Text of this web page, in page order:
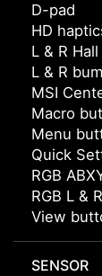
D-pad
HD
L & R
L & R
MSI
Macro
Menu
Quick
RGB
RGB L &
View
SENSOR